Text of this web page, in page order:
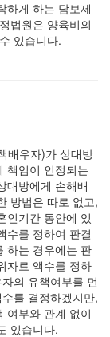
하게 하는 담보제
법원은 양육비의
있습니다.
배우자)가 상대방
책임이 인정되는
대방에게 손해배
방법은 따로 없고,
인기간 동안에 있
수를 정하여 판결
하는 경우에는 판
자료 액수를 정하
의 유책여부를 먼
를 결정하겠지만,
여부와 관계 없이
있습니다.